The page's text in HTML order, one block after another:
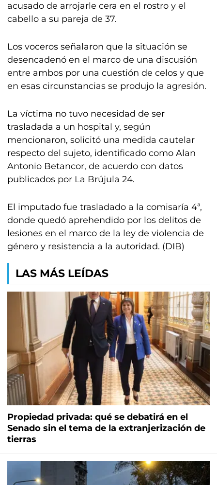
acusado de arrojarle cera en el rostro y el
cabello a su pareja de 37.
Los voceros señalaron que la situación se
desencadenó en el marco de una discusión
entre ambos por una cuestión de celos y que
en esas circunstancias se produjo la agresión.
La víctima no tuvo necesidad de ser
trasladada a un hospital y, según
mencionaron, solicitó una medida cautelar
respecto del sujeto, identificado como Alan
Antonio Betancor, de acuerdo con datos
publicados por La Brújula 24.
El imputado fue trasladado a la comisaría 4ª,
donde quedó aprehendido por los delitos de
lesiones en el marco de la ley de violencia de
género y resistencia a la autoridad. (DIB)
LAS MÁS LEÍDAS
Propiedad privada: qué se debatirá en el
Senado sin el tema de la extranjerización de
tierras